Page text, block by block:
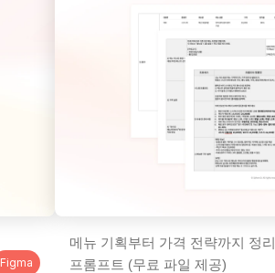
Figma
메뉴 기획부터 가격 전략까지 정
프롬프트 (무료 파일 제공)